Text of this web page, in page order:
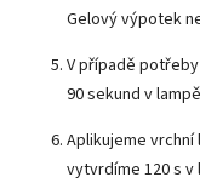
Gelový výpotek
V případě
90 sekund v
Aplikujeme vrchní
vytvrdíme 120 s v